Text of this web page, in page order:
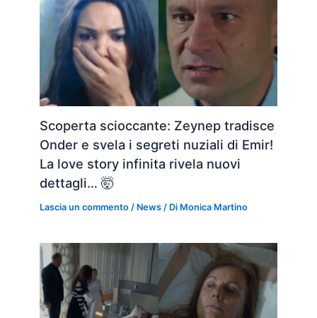
Scoperta scioccante: Zeynep tradisce
Onder e svela i segreti nuziali di Emir!
La love story infinita rivela nuovi
dettagli… 🤯
Lascia un commento / News / Di Monica Martino